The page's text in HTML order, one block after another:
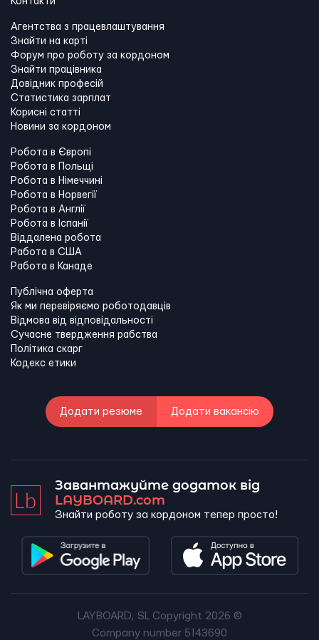
Агентства з працевлаштування
Знайти на карті
Форум про роботу за кордоном
Знайти працівника
Довідник професій
Статистика зарплат
Корисні статті
Новини за кордоном
Робота в Європі
Робота в Польщі
Робота в Німеччині
Робота в Норвегії
Робота в Англії
Робота в Іспанії
Віддалена робота
Работа в США
Работа в Канадe
Публічна оферта
Як ми перевіряємо роботодавців
Відмова від відповідальності
Сучасне твердження рабства
Політика скарг
Кодекс етики
Додати резюме Додати вакансію
Завантажуйте додаток від
LAYBOARD.com
Знайти роботу за кордоном тепер просто!
LAYBOARD, SL Copyright 2026 ©
Company number 5143690